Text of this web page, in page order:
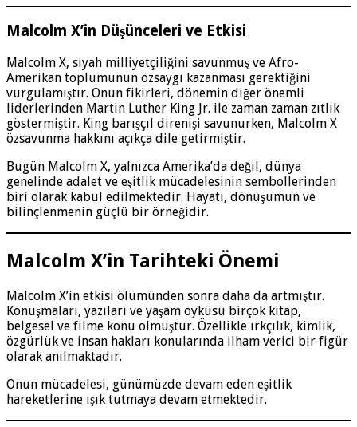
Malcolm X’in Düşünceleri ve Etkisi
Malcolm X, siyah milliyetçiliğini savunmuş ve Afro-
Amerikan toplumunun özsaygı kazanması gerektiğini
vurgulamıştır. Onun fikirleri, dönemin diğer önemli
liderlerinden Martin Luther King Jr. ile zaman zaman zıtlık
göstermiştir. King barışçıl direnişi savunurken, Malcolm X
özsavunma hakkını açıkça dile getirmiştir.
Bugün Malcolm X, yalnızca Amerika’da değil, dünya
genelinde adalet ve eşitlik mücadelesinin sembollerinden
biri olarak kabul edilmektedir. Hayatı, dönüşümün ve
bilinçlenmenin güçlü bir örneğidir.
Malcolm X’in Tarihteki Önemi
Malcolm X’in etkisi ölümünden sonra daha da artmıştır.
Konuşmaları, yazıları ve yaşam öyküsü birçok kitap,
belgesel ve filme konu olmuştur. Özellikle ırkçılık, kimlik,
özgürlük ve insan hakları konularında ilham verici bir figür
olarak anılmaktadır.
Onun mücadelesi, günümüzde devam eden eşitlik
hareketlerine ışık tutmaya devam etmektedir.